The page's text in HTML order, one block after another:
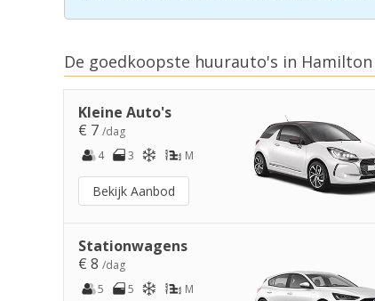
De goedkoopste huurauto's in Hamilton
Kleine Auto's
€ 7 /dag
4
3 M
Bekijk Aanbod
Stationwagens
€ 8 /dag
5
5 M